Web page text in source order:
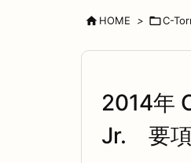
HOME > C-
2014年
Jr. 要